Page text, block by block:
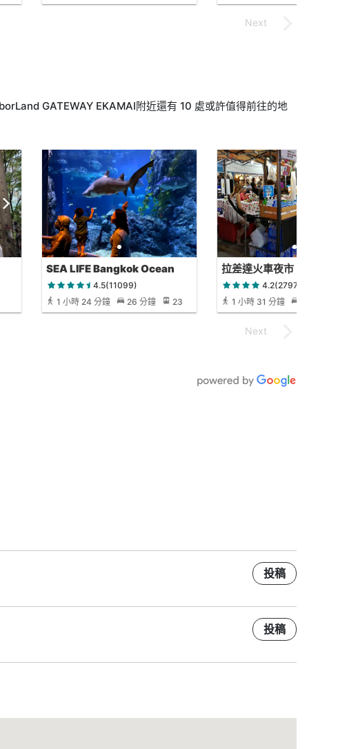
GATEWAY EKAMAI附近還有 10 處或許值得前往的地
SEA LIFE Bangkok Ocean
World
4.5(11099)
1 小時 24 分鐘
26 分鐘
23
分鐘
拉差達火車夜市
4.2(27972)
1 小時 31 分鐘
分鐘
投稿
投稿